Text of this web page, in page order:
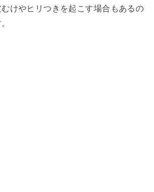
けやヒリつきを起こす場合もあるの